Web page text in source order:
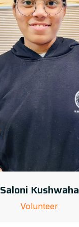
Saloni Kushwaha
Volunteer